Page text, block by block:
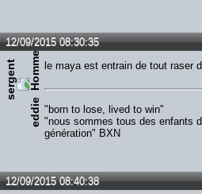
12/09/2015 08:30:35
s
e
r
g
e
n
t
e
d
d
i
e
le maya est entrain de tout raser
"born to lose, lived to win"
"nous sommes tous des enfants
génération" BXN
12/09/2015 08:40:38